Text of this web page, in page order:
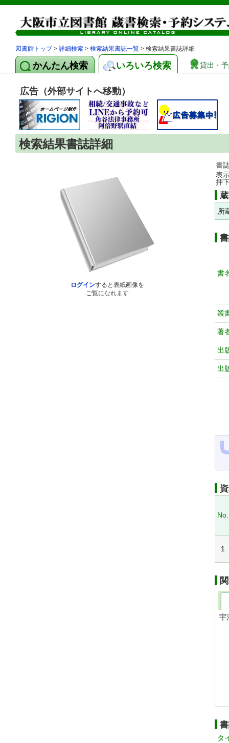
図書館トップ> 詳細検索 > 検索結果書誌一覧 > 検索結果書誌詳細
かんたん検索 いろいろ検索 貸出・
広告（外部サイトへ移動）
検索結果書誌詳細
ログインすると表紙画像を
ご覧になれます
書
表
押
所
書
叢
著
出
出
No.
1
宇
タ